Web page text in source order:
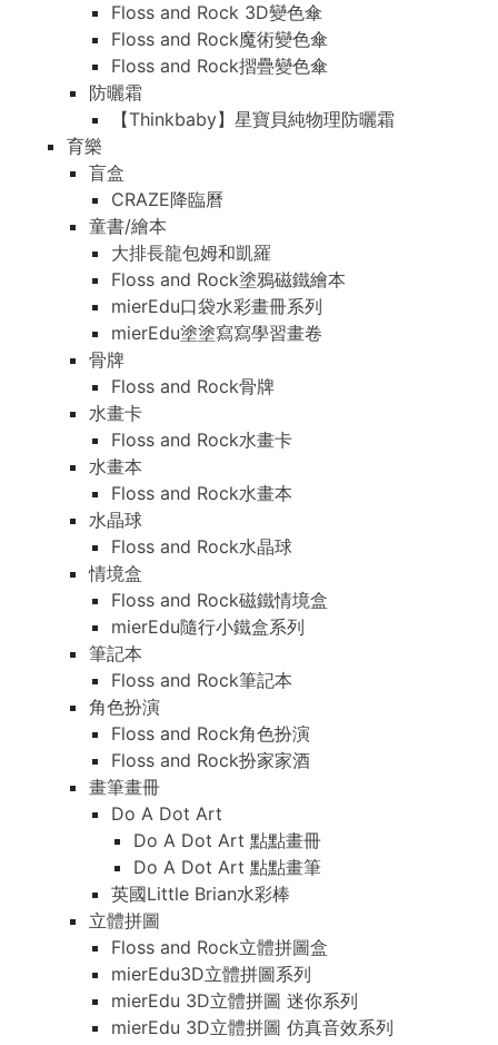
Floss and Rock 3D變色傘
Floss and Rock魔術變色傘
Floss and Rock摺疊變色傘
防曬霜
【Thinkbaby】星寶貝純物理防曬霜
育樂
盲盒
CRAZE降臨曆
童書/繪本
大排長龍包姆和凱羅
Floss and Rock塗鴉磁鐵繪本
mierEdu口袋水彩畫冊系列
mierEdu塗塗寫寫學習畫卷
骨牌
Floss and Rock骨牌
水畫卡
Floss and Rock水畫卡
水畫本
Floss and Rock水畫本
水晶球
Floss and Rock水晶球
情境盒
Floss and Rock磁鐵情境盒
mierEdu隨行小鐵盒系列
筆記本
Floss and Rock筆記本
角色扮演
Floss and Rock角色扮演
Floss and Rock扮家家酒
畫筆畫冊
Do A Dot Art
Do A Dot Art 點點畫冊
Do A Dot Art 點點畫筆
英國Little Brian水彩棒
立體拼圖
Floss and Rock立體拼圖盒
mierEdu3D立體拼圖系列
mierEdu 3D立體拼圖 迷你系列
mierEdu 3D立體拼圖 仿真音效系列